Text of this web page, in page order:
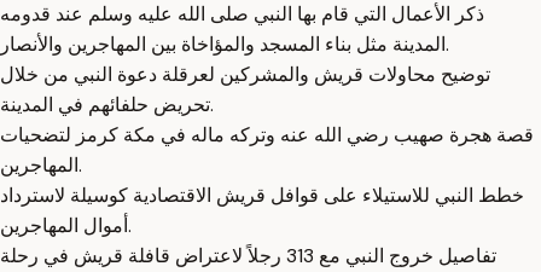
ذكر الأعمال التي قام بها النبي صلى الله عليه وسلم عند قدومه
المدينة مثل بناء المسجد والمؤاخاة بين المهاجرين والأنصار.
توضيح محاولات قريش والمشركين لعرقلة دعوة النبي من خلال
تحريض حلفائهم في المدينة.
قصة هجرة صهيب رضي الله عنه وتركه ماله في مكة كرمز لتضحيات
المهاجرين.
خطط النبي للاستيلاء على قوافل قريش الاقتصادية كوسيلة لاسترداد
أموال المهاجرين.
تفاصيل خروج النبي مع 313 رجلاً لاعتراض قافلة قريش في رحلة